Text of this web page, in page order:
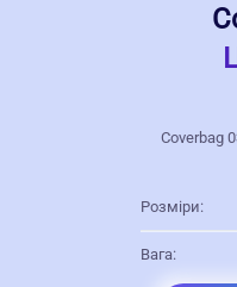
Coverbag
Розміри:
Вага: